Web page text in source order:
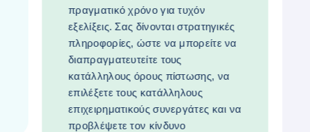
πραγματικό χρόνο για τυχόν
εξελίξεις. Σας δίνονται στρατηγικές
πληροφορίες, ώστε να μπορείτε να
διαπραγματευτείτε τους
κατάλληλους όρους πίστωσης, να
επιλέξετε τους κατάλληλους
επιχειρηματικούς συνεργάτες και να
προβλέψετε τον κίνδυνο